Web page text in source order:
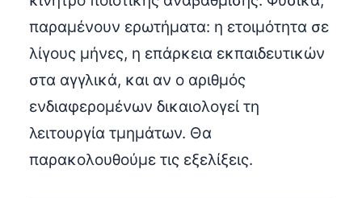
παραμένουν ερωτήματα: η ετοιμότητα σε
λίγους μήνες, η επάρκεια εκπαιδευτικών
στα αγγλικά, και αν ο αριθμός
ενδιαφερομένων δικαιολογεί τη
λειτουργία τμημάτων. Θα
παρακολουθούμε τις εξελίξεις.